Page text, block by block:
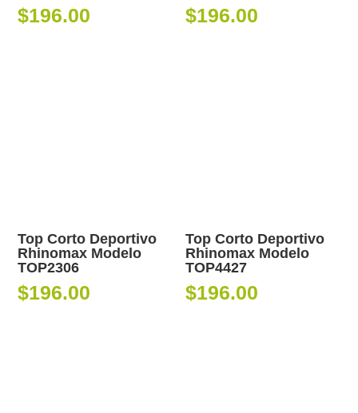
$196.00 $196.00
Top Corto Deportivo
Rhinomax Modelo
TOP2306
$196.00
Top Corto Deportivo
Rhinomax Modelo
TOP4427
$196.00